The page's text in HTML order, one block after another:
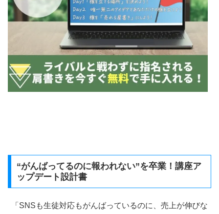
“がんばってるのに報われない”を卒業！講座ア
ップデート設計書
「SNSも生徒対応もがんばっているのに、売上が伸びな